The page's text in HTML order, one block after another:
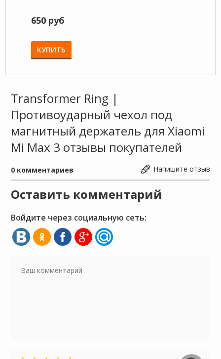
650 руб
КУПИТЬ
Transformer Ring |
Противоударный чехол под
магнитный держатель для Xiaomi
Mi Max 3 отзывы покупателей
Напишите отзыв
0 комментариев
Оставить комментарий
Войдите через социальную сеть: